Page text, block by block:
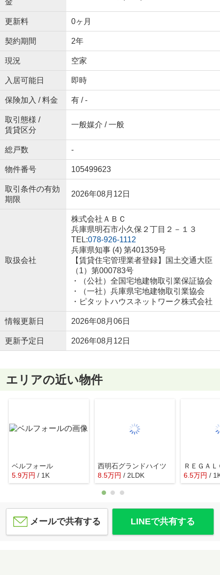
金
更新料 0ヶ月
契約期間 2年
現況 空家
入居可能日 即時
保険加入 / 料金 有 / -
取引態様 /
賃貸区分
一般媒介 / 一般
総戸数 -
物件番号 105499623
取引条件の有効
期限
2026年08月12日
取扱会社
株式会社ＡＢＣ
兵庫県明石市小久保２丁目２－１３
TEL:078-926-1112
兵庫県知事 (4) 第401359号
【賃貸住宅管理業者登録】国土交通大臣
（1）第000783号
・（公社）全国宅地建物取引業保証協会
・（一社）兵庫県宅地建物取引業協会
・ピタットハウスネットワーク株式会社
情報更新日 2026年08月06日
更新予定日 2026年08月12日
エリアの近い物件
ベルフォール
5.9万円 / 1K
西明石グランドハイツ
8.5万円 / 2LDK
ＲＥＧＡＬ
6.5万円 /
メールで共有する LINEで共有する